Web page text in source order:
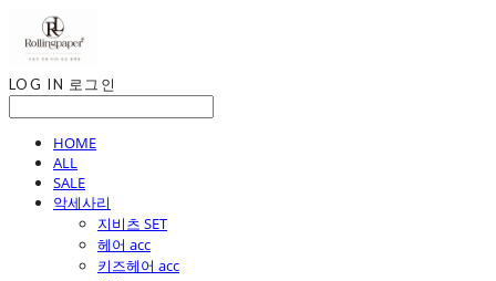
LOG IN 로그인
HOME
ALL
SALE
악세사리
지비츠 SET
헤어 acc
키즈헤어 acc